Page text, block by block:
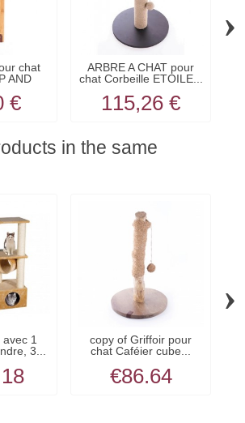
chat
AND
€
ARBRE A CHAT pour
chat Corbeille ETOILE...
115,26 €
›
in the same
1
3...
copy of Griffoir pour
chat Caféier cube...
€86.64
›